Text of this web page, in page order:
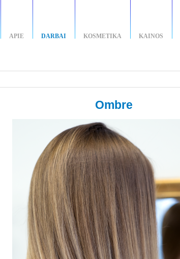
APIE DARBAI KOSMETIKA KAINOS
Ombre